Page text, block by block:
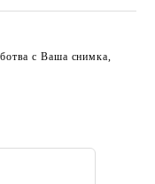
с Ваша снимка,